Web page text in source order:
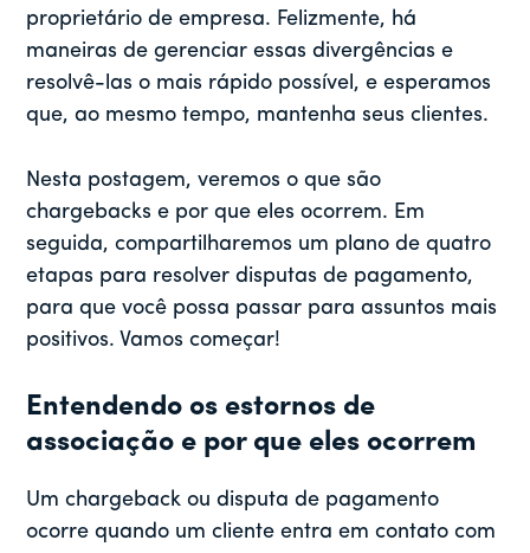
proprietário de empresa. Felizmente, há
maneiras de gerenciar essas divergências e
resolvê-las o mais rápido possível, e esperamos
que, ao mesmo tempo, mantenha seus clientes.
Nesta postagem, veremos o que são
chargebacks e por que eles ocorrem. Em
seguida, compartilharemos um plano de quatro
etapas para resolver disputas de pagamento,
para que você possa passar para assuntos mais
positivos. Vamos começar!
Entendendo os estornos de
associação e por que eles ocorrem
Um chargeback ou disputa de pagamento
ocorre quando um cliente entra em contato com